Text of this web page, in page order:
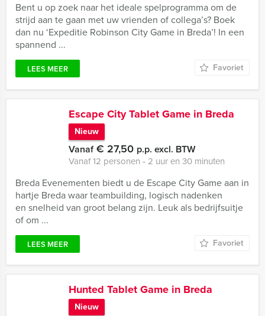
Bent u op zoek naar het ideale spelprogramma om de
strijd aan te gaan met uw vrienden of collega’s? Boek
dan nu ‘Expeditie Robinson City Game in Breda’! In een
spannend ...
LEES MEER Favoriet
Escape City Tablet Game in Breda
Nieuw
Vanaf€ 27,50 p.p. excl. BTW
Vanaf 12 personen ‐ 2 uur en 30 minuten
Breda Evenementen biedt u de Escape City Game aan in
hartje Breda waar teambuilding, logisch nadenken
en snelheid van groot belang zijn. Leuk als bedrijfsuitje
of om ...
LEES MEER Favoriet
Hunted Tablet Game in Breda
Nieuw